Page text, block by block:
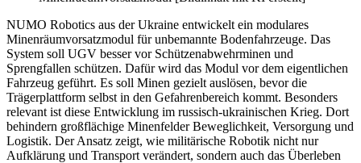
NUMO Robotics aus der Ukraine entwickelt ein modulares
Minenräumvorsatzmodul für unbemannte Bodenfahrzeuge. Das
System soll UGV besser vor Schützenabwehrminen und
Sprengfallen schützen. Dafür wird das Modul vor dem eigentlichen
Fahrzeug geführt. Es soll Minen gezielt auslösen, bevor die
Trägerplattform selbst in den Gefahrenbereich kommt. Besonders
relevant ist diese Entwicklung im russisch-ukrainischen Krieg. Dort
behindern großflächige Minenfelder Beweglichkeit, Versorgung und
Logistik. Der Ansatz zeigt, wie militärische Robotik nicht nur
Aufklärung und Transport verändert, sondern auch das Überleben